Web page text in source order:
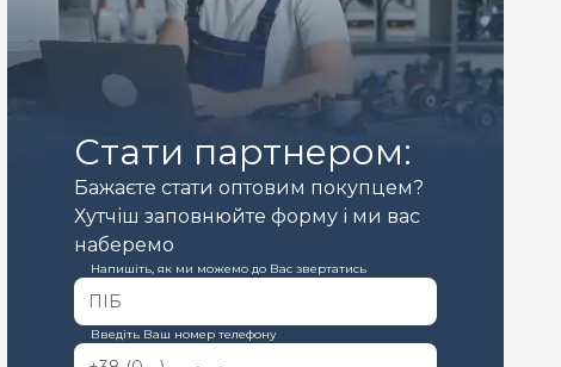
Стати партнером:
Бажаєте стати оптовим покупцем?
Хутчіш заповнюйте форму і ми вас
наберемо
Напишіть, як ми можемо до Вас звертатись
Введіть Ваш номер телефону